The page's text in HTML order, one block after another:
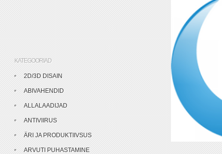
KATEGOORIAD
2D/3D DISAIN
ABIVAHENDID
ALLALAADIJAD
ANTIVIIRUS
ÄRI JA PRODUKTIIVSUS
ARVUTI PUHASTAMINE